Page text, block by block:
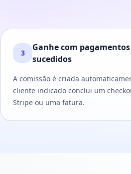
3
Ganhe com
sucedidos
A comissão é criada
cliente indicado conclui um
Stripe ou uma fatura.